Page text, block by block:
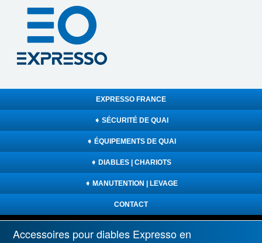
EXPRESSO FRANCE
➧ SÉCURITÉ DE QUAI
➧ ÉQUIPEMENTS DE QUAI
➧ DIABLES | CHARIOTS
➧ MANUTENTION | LEVAGE
CONTACT
Accessoires pour diables Expresso en